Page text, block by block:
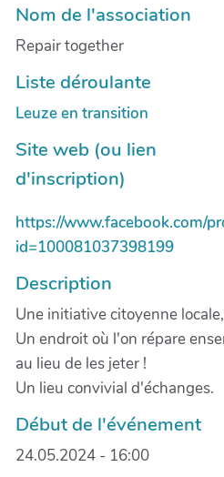
Nom de l'association
Repair together
Liste déroulante
Leuze en transition
Site web (ou lien
d'inscription)
https://www.facebook.com/
id=100081037398199
Description
Une initiative citoyenne
Un endroit où l'on répare
au lieu de les jeter !
Un lieu convivial d'échanges.
Début de l'événement
24.05.2024 - 16:00